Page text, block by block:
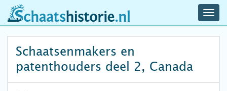
schaatshistorie.nl
Schaatsenmakers en
patenthouders deel 2, Canada